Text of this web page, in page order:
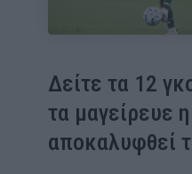
Δείτε τα 12
τα μαγείρευε
αποκαλυφθεί